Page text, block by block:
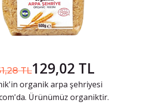
TL129,02 TL
organik arpa şehriyesi
Ürünümüz organiktir.